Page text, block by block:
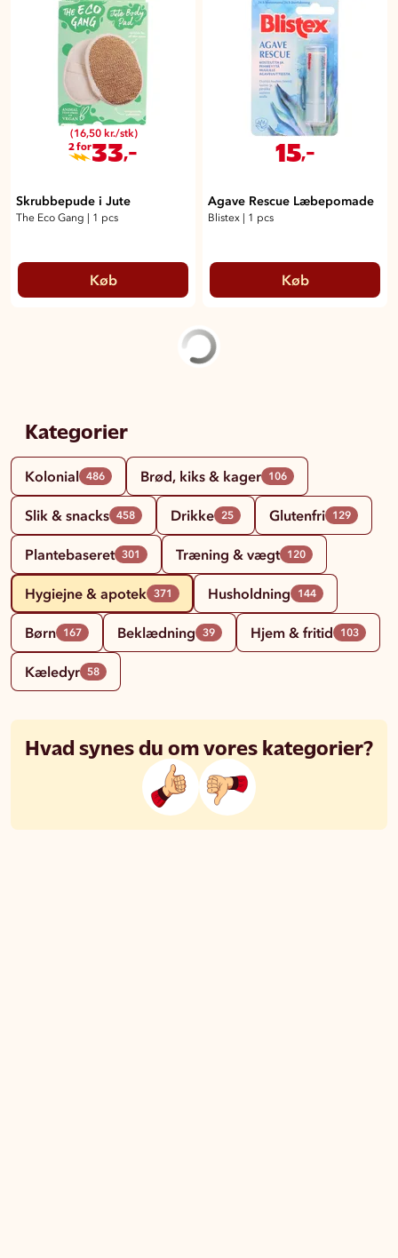
(16,50 kr./stk)
2 for33,-
Skrubbepude i Jute
The Eco Gang 1 pcs
Køb
15,-
Agave Rescue Læbepomade
Blistex 1 pcs
Køb
Kategorier
Kolonial 486 Brød, kiks & kager 106
Slik & snacks 458 Drikke 25 Glutenfri 129
Plantebaseret 301 Træning & vægt 120
Hygiejne & apotek 371 Husholdning 144
Børn 167 Beklædning 39 Hjem & fritid 103
Kæledyr 58
Hvad synes du om vores kategorier?